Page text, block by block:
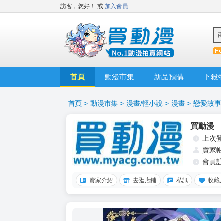
訪客，您好！ 或 加入會員
首頁 動漫市集 新品預購 下殺
首頁 > 動漫市集 > 漫畫/輕小說 > 漫畫 > 戀愛故事
買動漫
上次
賣家
會員
賣家介紹 去逛店鋪 私訊 收藏